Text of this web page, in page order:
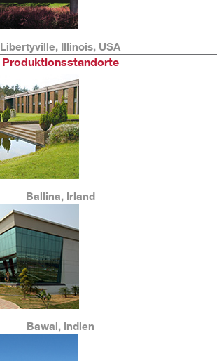
Libertyville, Illinois, USA
Produktionsstandorte
Ballina, Irland
Bawal, Indien